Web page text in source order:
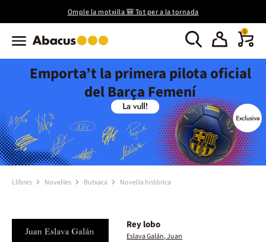
Omple la motxilla 🎒 Tot per a la tornada
0
Emporta’t la primera pilota oficial
del Barça Femení
Llibres Novel·les Butxaca Novel·la històrica
Rey lobo
Eslava Galán, Juan